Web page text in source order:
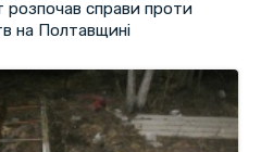
розпочав справи проти
на Полтавщині